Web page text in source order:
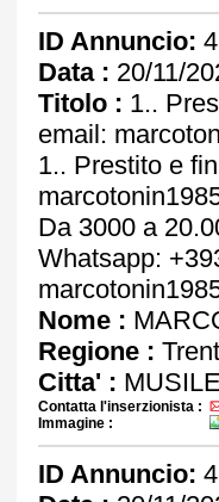
ID Annuncio:
Data : 20/11/
Titolo : 1..
email:
1.. Prestito e
Da 3000 a
Whatsapp:
Nome :
Regione :
Citta' :
Contatta l'inserzionista :
Immagine :
ID Annuncio: